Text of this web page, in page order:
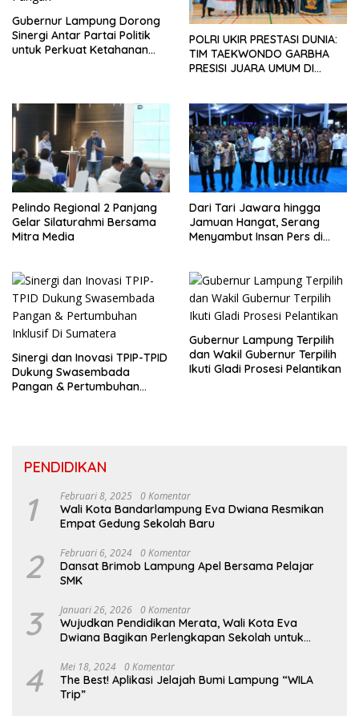
Gubernur Lampung Dorong
Sinergi Antar Partai Politik
untuk Perkuat Ketahanan
POLRI UKIR PRESTASI DUNIA:
TIM TAEKWONDO GARBHA
PRESISI JUARA UMUM DI
Pelindo Regional 2 Panjang
Gelar Silaturahmi Bersama
Mitra Media
Dari Tari Jawara hingga
Jamuan Hangat, Serang
Menyambut Insan Pers di
Sinergi dan Inovasi TPIP-TPID
Dukung Swasembada
Pangan & Pertumbuhan
Gubernur Lampung Terpilih
dan Wakil Gubernur Terpilih
Ikuti Gladi Prosesi Pelantikan
PENDIDIKAN
1 Februari 8, 2025 0 Komentar
Wali Kota Bandarlampung Eva Dwiana Resmikan
Empat Gedung Sekolah Baru
2 Februari 6, 2024 0 Komentar
Dansat Brimob Lampung Apel Bersama Pelajar
SMK
3 Januari 26, 2026 0 Komentar
Wujudkan Pendidikan Merata, Wali Kota Eva
Dwiana Bagikan Perlengkapan Sekolah untuk
4 Mei 18, 2024 0 Komentar
The Best! Aplikasi Jelajah Bumi Lampung “WILA
Trip”